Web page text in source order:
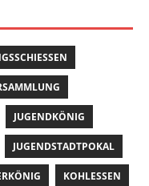
JUGENDKÖNIG
JUGENDSTADTPOKAL
KOHLESSEN